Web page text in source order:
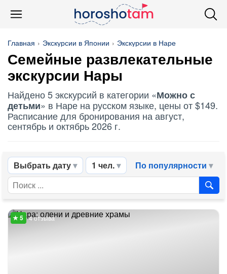
Главная Экскурсии в Японии Экскурсии в Наре
Семейные развлекательные
экскурсии Нары
Найдено 5 экскурсий в категории «Можно с
детьми» в Наре на русском языке, цены от $149.
Расписание для бронирования на август,
сентябрь и октябрь 2026 г.
Выбрать дату 1 чел. По популярности
4 отзыва